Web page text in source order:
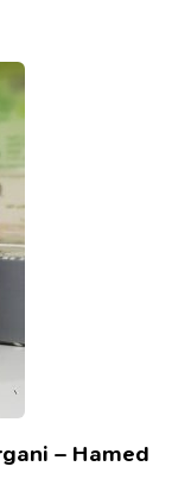
– Hamed